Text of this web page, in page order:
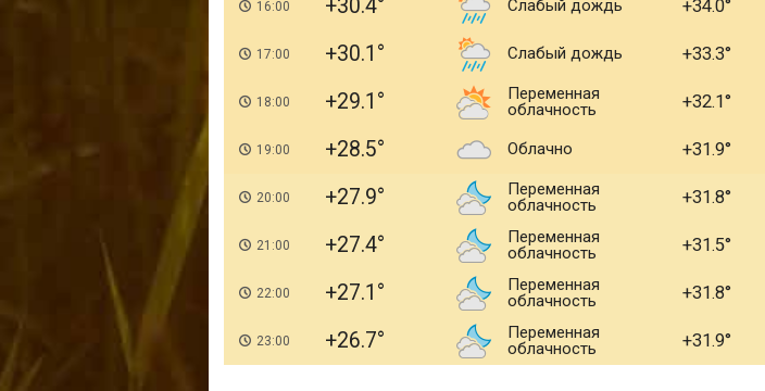
16:00 +30.4 Слабый дождь +34.0
17:00 +30.1 Слабый дождь +33.3
18:00 +29.1
Переменная
облачность
+32.1
19:00 +28.5 Облачно +31.9
20:00 +27.9
Переменная
облачность
+31.8
21:00 +27.4
Переменная
облачность
+31.5
22:00 +27.1
Переменная
облачность
+31.8
23:00 +26.7
Переменная
облачность
+31.9